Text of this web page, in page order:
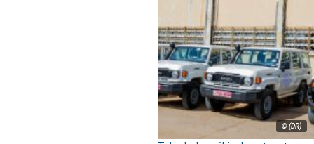
© (DR)